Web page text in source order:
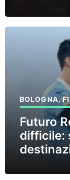
BOLOGNA,
Futuro
difficile: